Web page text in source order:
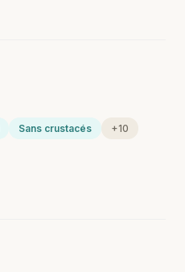
Sans crustacés +10